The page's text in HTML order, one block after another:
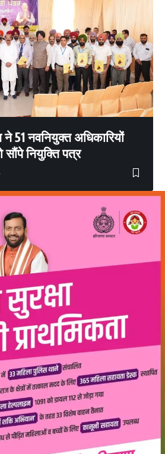
ने 51 नवनियुक्त अधिकारियों
सौंपे नियुक्ति पत्र